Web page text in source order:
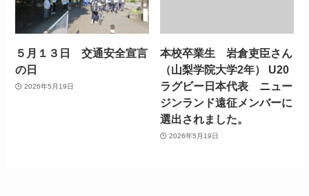
５月１３日 交通安全宣言
の日
2026年5月19日
本校卒業生 岩倉吏臣さん
（山梨学院大学2年） U20
ラグビー日本代表 ニュー
ジンランド遠征メンバーに
選出されました。
2026年5月19日